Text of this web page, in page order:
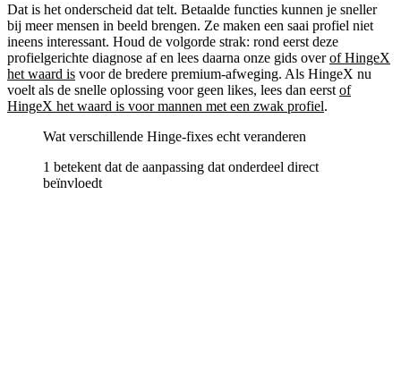
Dat is het onderscheid dat telt. Betaalde functies kunnen je sneller
bij meer mensen in beeld brengen. Ze maken een saai profiel niet
ineens interessant. Houd de volgorde strak: rond eerst deze
profielgerichte diagnose af en lees daarna onze gids overof HingeX
het waard is voor de bredere premium-afweging. Als HingeX nu
voelt als de snelle oplossing voor geen likes, lees dan eerst of
HingeX het waard is voor mannen met een zwak profiel.
Wat verschillende Hinge-fixes echt veranderen
1 betekent dat de aanpassing dat onderdeel direct
beïnvloedt